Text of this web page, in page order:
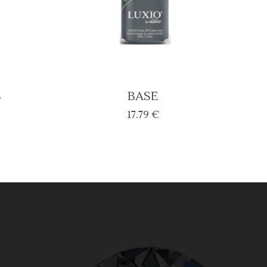
BASE
17.79 €